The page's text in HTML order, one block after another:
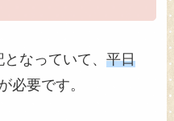
となっていて、平日
必要です。